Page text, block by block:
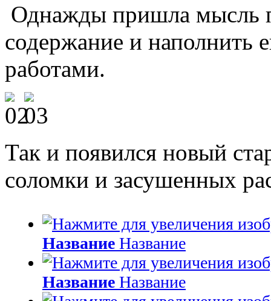
Однажды пришла мысль
содержание и наполнить
работами.
Так и появился новый
соломки и засушенных
Название Название
Название Название